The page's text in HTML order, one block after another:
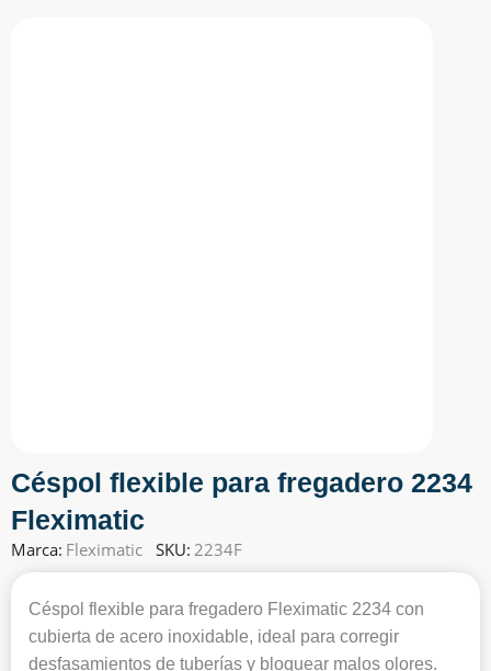
Céspol flexible para fregadero 2234
Fleximatic
Marca: Fleximatic SKU: 2234F
Céspol flexible para fregadero Fleximatic 2234 con
cubierta de acero inoxidable, ideal para corregir
desfasamientos de tuberías y bloquear malos olores.